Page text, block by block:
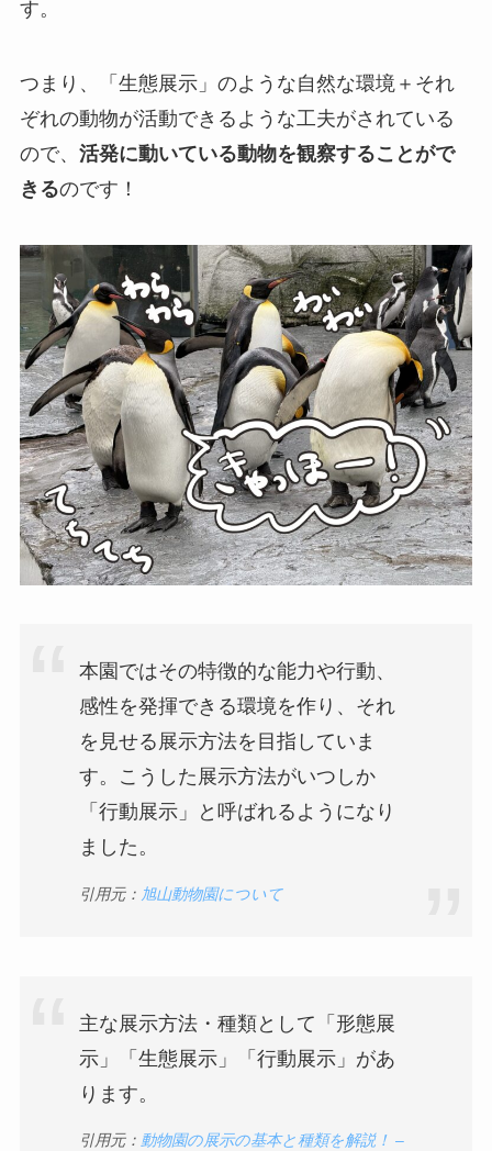
す。
つまり、「生態展示」のような自然な環境＋それ
ぞれの動物が活動できるような工夫がされている
ので、 活発に動いている動物を観察することがで
きるのです！
本園ではその特徴的な能力や行動、
感性を発揮できる環境を作り、それ
を見せる展示方法を目指していま
す。こうした展示方法がいつしか
「行動展示」と呼ばれるようになり
ました。
引用元： 旭山動物園について
主な展示方法・種類として「形態展
示」「生態展示」「行動展示」があ
ります。
引用元： 動物園の展示の基本と種類を解説！ –